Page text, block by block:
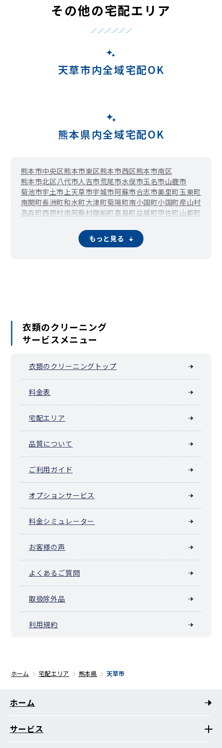
その他の宅配エリア
天草市内全域宅配OK
熊本県内全域宅配OK
熊本市中央区熊本市東区熊本市西区熊本市南区
熊本市北区八代市人吉市荒尾市水俣市玉名市山鹿市
菊池市宇土市上天草市宇城市阿蘇市合志市美里町玉東町
南関町長洲町和水町大津町菊陽町南小国町小国町産山村
高森町西原村南阿蘇村御船町嘉島町益城町甲佐町山都町
球磨村あさぎり町苓北町
もっと見る
衣類のクリーニング
サービスメニュー
衣類のクリーニングトップ
料金表
宅配エリア
品質について
ご利用ガイド
オプションサービス
料金シミュレーター
お客様の声
よくあるご質問
取扱除外品
利用規約
ホーム 宅配エリア 熊本県 天草市
ホーム
サービス